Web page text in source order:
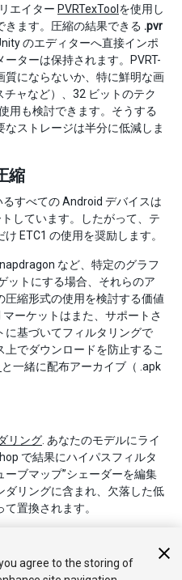
エイター PVRTexTool を使用し
きます。圧縮の結果できる .pvr
のエディターへ直接インポ
ターは保持されます。PVRT-
質にならないか、特に鮮明な画
チャなど）、32 ビットのテク
用も検討できます。そうする
ストレージは半分に低減しま
縮
るすべての Android デバイスは
しています。したがって、テ
ETC1 の使用を奨励します。
など、特定のグラフ
ットにする場合、それらのア
縮形式の使用を検討する価値
ーケットはまた、サポートさ
に基づいてフィルタリングで
でダウンロードを防止するこ
と一緒に配布アーカイブ（ .apk
リング . あなたのモデルにライ
で結果にハイパスフィルタ
ブマップ”シェーダーを編集
ダリングに含まれ、欠落した低
置換されます。
agree to the storing of